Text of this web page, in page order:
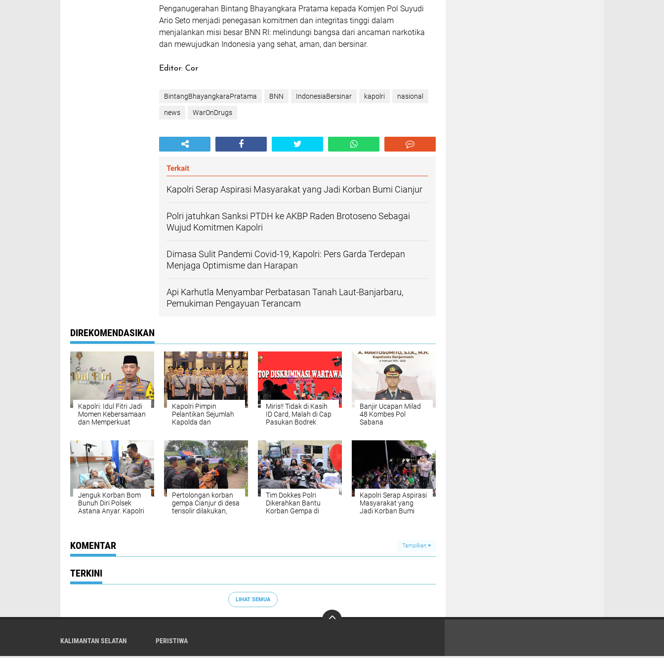
Penganugerahan Bintang Bhayangkara Pratama kepada Komjen Pol Suyudi
Ario Seto menjadi penegasan komitmen dan integritas tinggi dalam
menjalankan misi besar BNN RI: melindungi bangsa dari ancaman narkotika
dan mewujudkan Indonesia yang sehat, aman, dan bersinar.
Editor: Cor
BintangBhayangkaraPratama BNN IndonesiaBersinar kapolri nasional
news WarOnDrugs
Terkait
Kapolri Serap Aspirasi Masyarakat yang Jadi Korban Bumi Cianjur
Polri jatuhkan Sanksi PTDH ke AKBP Raden Brotoseno Sebagai
Wujud Komitmen Kapolri
Dimasa Sulit Pandemi Covid-19, Kapolri: Pers Garda Terdepan
Menjaga Optimisme dan Harapan
Api Karhutla Menyambar Perbatasan Tanah Laut-Banjarbaru,
Pemukiman Pengayuan Terancam
DIREKOMENDASIKAN
Kapolri: Idul Fitri Jadi
Momen Kebersamaan
dan Memperkuat
Kapolri Pimpin
Pelantikan Sejumlah
Kapolda dan
Miris!! Tidak di Kasih
ID Card, Malah di Cap
Pasukan Bodrek
Banjir Ucapan Milad
48 Kombes Pol
Sabana
Jenguk Korban Bom
Bunuh Diri Polsek
Astana Anyar. Kapolri
Pertolongan korban
gempa Cianjur di desa
terisolir dilakukan,
Tim Dokkes Polri
Dikerahkan Bantu
Korban Gempa di
Kapolri Serap Aspirasi
Masyarakat yang
Jadi Korban Bumi
KOMENTAR Tampilkan
TERKINI
LIHAT SEMUA
KALIMANTAN SELATAN PERISTIWA